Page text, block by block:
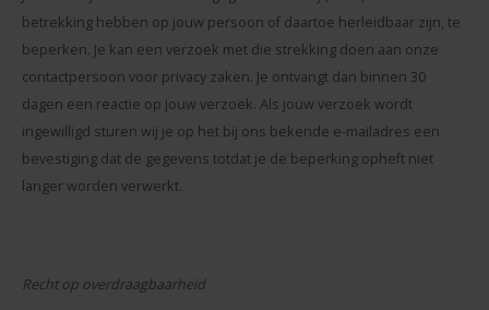
betrekking hebben op jouw persoon of daartoe herleidbaar zijn, te
beperken. Je kan een verzoek met die strekking doen aan onze
contactpersoon voor privacy zaken. Je ontvangt dan binnen 30
dagen een reactie op jouw verzoek. Als jouw verzoek wordt
ingewilligd sturen wij je op het bij ons bekende e-mailadres een
bevestiging dat de gegevens totdat je de beperking opheft niet
langer worden verwerkt.
Recht op overdraagbaarheid